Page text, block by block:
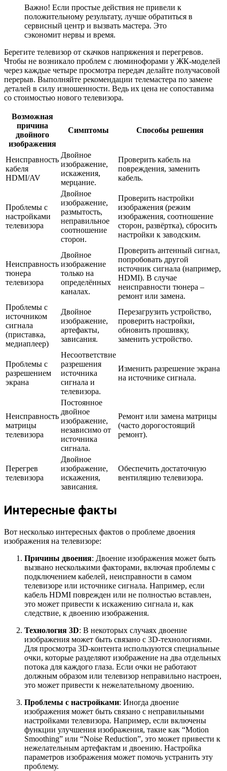
Важно! Если простые действия не привели к
положительному результату, лучше обратиться в
сервисный центр и вызвать мастера. Это
сэкономит нервы и время.
Берегите телевизор от скачков напряжения и перегревов.
Чтобы не возникало проблем с люминофорами у ЖК-моделей
через каждые четыре просмотра передач делайте получасовой
перерыв. Выполняйте рекомендации телемастера по замене
деталей в силу изношенности. Ведь их цена не сопоставима
со стоимостью нового телевизора.
Возможная
причина
двойного
изображения
Симптомы Способы решения
Неисправность
кабеля
HDMI/AV
Двойное
изображение,
искажения,
мерцание.
Проверить кабель на
повреждения, заменить
кабель.
Проблемы с
настройками
телевизора
Двойное
изображение,
размытость,
неправильное
соотношение
сторон.
Проверить настройки
изображения (режим
изображения, соотношение
сторон, развёртка), сбросить
настройки к заводским.
Неисправность
тюнера
телевизора
Двойное
изображение
только на
определённых
каналах.
Проверить антенный сигнал,
попробовать другой
источник сигнала (например,
HDMI). В случае
неисправности тюнера –
ремонт или замена.
Проблемы с
источником
сигнала
(приставка,
медиаплеер)
Двойное
изображение,
артефакты,
зависания.
Перезагрузить устройство,
проверить настройки,
обновить прошивку,
заменить устройство.
Проблемы с
разрешением
экрана
Несоответствие
разрешения
источника
сигнала и
телевизора.
Изменить разрешение экрана
на источнике сигнала.
Неисправность
матрицы
телевизора
Постоянное
двойное
изображение,
независимо от
источника
сигнала.
Ремонт или замена матрицы
(часто дорогостоящий
ремонт).
Перегрев
телевизора
Двойное
изображение,
искажения,
зависания.
Обеспечить достаточную
вентиляцию телевизора.
Интересные факты
Вот несколько интересных фактов о проблеме двоения
изображения на телевизоре:
Причины двоения: Двоение изображения может быть
вызвано несколькими факторами, включая проблемы с
подключением кабелей, неисправности в самом
телевизоре или источнике сигнала. Например, если
кабель HDMI поврежден или не полностью вставлен,
это может привести к искажению сигнала и, как
следствие, к двоению изображения.
Технология 3D: В некоторых случаях двоение
изображения может быть связано с 3D-технологиями.
Для просмотра 3D-контента используются специальные
очки, которые разделяют изображение на два отдельных
потока для каждого глаза. Если очки не работают
должным образом или телевизор неправильно настроен,
это может привести к нежелательному двоению.
Проблемы с настройками: Иногда двоение
изображения может быть связано с неправильными
настройками телевизора. Например, если включены
функции улучшения изображения, такие как “Motion
Smoothing” или “Noise Reduction”, это может привести к
нежелательным артефактам и двоению. Настройка
параметров изображения может помочь устранить эту
проблему.